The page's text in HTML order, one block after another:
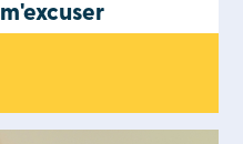
m'excuser